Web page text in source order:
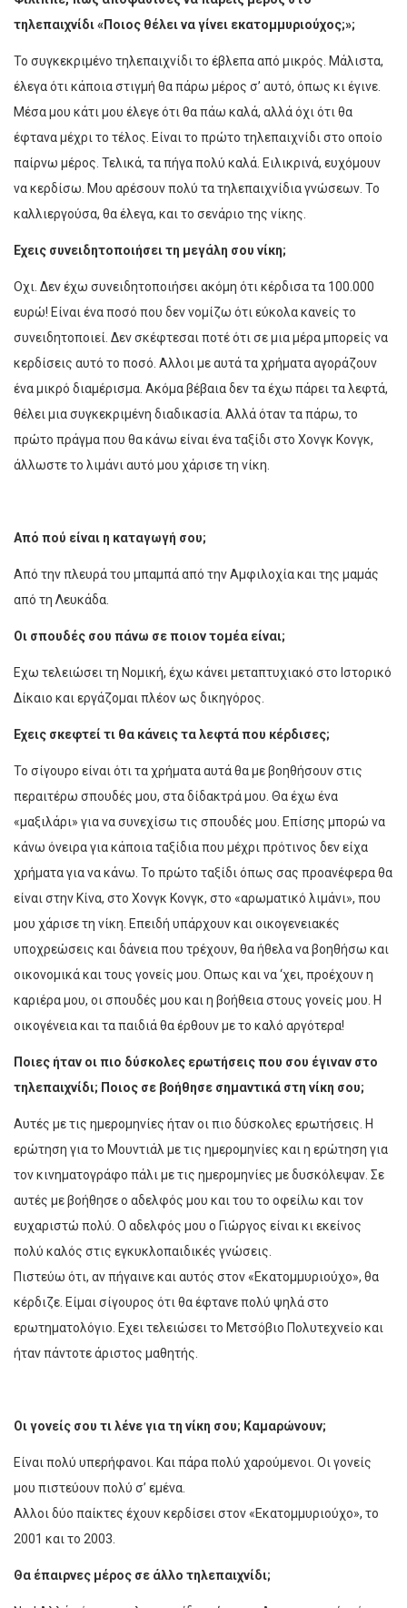
τηλεπαιχνίδι «Ποιος θέλει να γίνει εκατομμυριούχος;»;
Το συγκεκριμένο τηλεπαιχνίδι το έβλεπα από μικρός. Μάλιστα,
έλεγα ότι κάποια στιγμή θα πάρω μέρος σ’ αυτό, όπως κι έγινε.
Μέσα μου κάτι μου έλεγε ότι θα πάω καλά, αλλά όχι ότι θα
έφτανα μέχρι το τέλος. Είναι το πρώτο τηλεπαιχνίδι στο οποίο
παίρνω μέρος. Τελικά, τα πήγα πολύ καλά. Ειλικρινά, ευχόμουν
να κερδίσω. Μου αρέσουν πολύ τα τηλεπαιχνίδια γνώσεων. Το
καλλιεργούσα, θα έλεγα, και το σενάριο της νίκης.
Εχεις συνειδητοποιήσει τη μεγάλη σου νίκη;
Οχι. Δεν έχω συνειδητοποιήσει ακόμη ότι κέρδισα τα 100.000
ευρώ! Είναι ένα ποσό που δεν νομίζω ότι εύκολα κανείς το
συνειδητοποιεί. Δεν σκέφτεσαι ποτέ ότι σε μια μέρα μπορείς να
κερδίσεις αυτό το ποσό. Αλλοι με αυτά τα χρήματα αγοράζουν
ένα μικρό διαμέρισμα. Ακόμα βέβαια δεν τα έχω πάρει τα λεφτά,
θέλει μια συγκεκριμένη διαδικασία. Αλλά όταν τα πάρω, το
πρώτο πράγμα που θα κάνω είναι ένα ταξίδι στο Χονγκ Κονγκ,
άλλωστε το λιμάνι αυτό μου χάρισε τη νίκη.
Από πού είναι η καταγωγή σου;
Από την πλευρά του μπαμπά από την Αμφιλοχία και της μαμάς
από τη Λευκάδα.
Οι σπουδές σου πάνω σε ποιον τομέα είναι;
Εχω τελειώσει τη Νομική, έχω κάνει μεταπτυχιακό στο Ιστορικό
Δίκαιο και εργάζομαι πλέον ως δικηγόρος.
Εχεις σκεφτεί τι θα κάνεις τα λεφτά που κέρδισες;
Το σίγουρο είναι ότι τα χρήματα αυτά θα με βοηθήσουν στις
περαιτέρω σπουδές μου, στα δίδακτρά μου. Θα έχω ένα
«μαξιλάρι» για να συνεχίσω τις σπουδές μου. Επίσης μπορώ να
κάνω όνειρα για κάποια ταξίδια που μέχρι πρότινος δεν είχα
χρήματα για να κάνω. Το πρώτο ταξίδι όπως σας προανέφερα θα
είναι στην Κίνα, στο Χονγκ Κονγκ, στο «αρωματικό λιμάνι», που
μου χάρισε τη νίκη. Επειδή υπάρχουν και οικογενειακές
υποχρεώσεις και δάνεια που τρέχουν, θα ήθελα να βοηθήσω και
οικονομικά και τους γονείς μου. Οπως και να ‘χει, προέχουν η
καριέρα μου, οι σπουδές μου και η βοήθεια στους γονείς μου. Η
οικογένεια και τα παιδιά θα έρθουν με το καλό αργότερα!
Ποιες ήταν οι πιο δύσκολες ερωτήσεις που σου έγιναν στο
τηλεπαιχνίδι; Ποιος σε βοήθησε σημαντικά στη νίκη σου;
Αυτές με τις ημερομηνίες ήταν οι πιο δύσκολες ερωτήσεις. Η
ερώτηση για το Μουντιάλ με τις ημερομηνίες και η ερώτηση για
τον κινηματογράφο πάλι με τις ημερομηνίες με δυσκόλεψαν. Σε
αυτές με βοήθησε ο αδελφός μου και του το οφείλω και τον
ευχαριστώ πολύ. Ο αδελφός μου ο Γιώργος είναι κι εκείνος
πολύ καλός στις εγκυκλοπαιδικές γνώσεις.
Πιστεύω ότι, αν πήγαινε και αυτός στον «Εκατομμυριούχο», θα
κέρδιζε. Είμαι σίγουρος ότι θα έφτανε πολύ ψηλά στο
ερωτηματολόγιο. Εχει τελειώσει το Μετσόβιο Πολυτεχνείο και
ήταν πάντοτε άριστος μαθητής.
Οι γονείς σου τι λένε για τη νίκη σου; Καμαρώνουν;
Είναι πολύ υπερήφανοι. Και πάρα πολύ χαρούμενοι. Οι γονείς
μου πιστεύουν πολύ σ’ εμένα.
Αλλοι δύο παίκτες έχουν κερδίσει στον «Εκατομμυριούχο», το
2001 και το 2003.
Θα έπαιρνες μέρος σε άλλο τηλεπαιχνίδι;